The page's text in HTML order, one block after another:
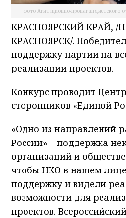
фото Агитационно-
КРАСНОЯРСКИЙ КРАЙ, /
КРАСНОЯРСК/.
поддержку партии на
реализации проектов.
Конкурс проводит
сторонников «Единой
«Одно из направлений
России» – поддержка
организаций и
чтобы НКО в нашем лице
поддержку и видели
возможности для
проектов.